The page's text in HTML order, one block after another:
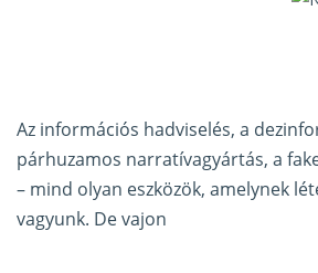
Az információs hadviselés, a
párhuzamos narratívagyártás, a
– mind olyan eszközök, amelynek
vagyunk. De vajon